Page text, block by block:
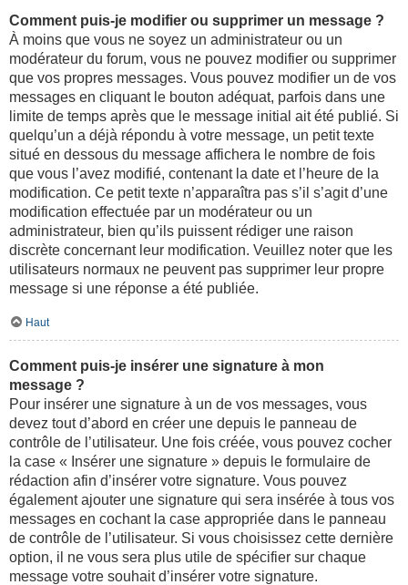
Comment puis-je modifier ou supprimer un message ?
À moins que vous ne soyez un administrateur ou un
modérateur du forum, vous ne pouvez modifier ou supprimer
que vos propres messages. Vous pouvez modifier un de vos
messages en cliquant le bouton adéquat, parfois dans une
limite de temps après que le message initial ait été publié. Si
quelqu’un a déjà répondu à votre message, un petit texte
situé en dessous du message affichera le nombre de fois
que vous l’avez modifié, contenant la date et l’heure de la
modification. Ce petit texte n’apparaîtra pas s’il s’agit d’une
modification effectuée par un modérateur ou un
administrateur, bien qu’ils puissent rédiger une raison
discrète concernant leur modification. Veuillez noter que les
utilisateurs normaux ne peuvent pas supprimer leur propre
message si une réponse a été publiée.
Haut
Comment puis-je insérer une signature à mon
message ?
Pour insérer une signature à un de vos messages, vous
devez tout d’abord en créer une depuis le panneau de
contrôle de l’utilisateur. Une fois créée, vous pouvez cocher
la case « Insérer une signature » depuis le formulaire de
rédaction afin d’insérer votre signature. Vous pouvez
également ajouter une signature qui sera insérée à tous vos
messages en cochant la case appropriée dans le panneau
de contrôle de l’utilisateur. Si vous choisissez cette dernière
option, il ne vous sera plus utile de spécifier sur chaque
message votre souhait d’insérer votre signature.